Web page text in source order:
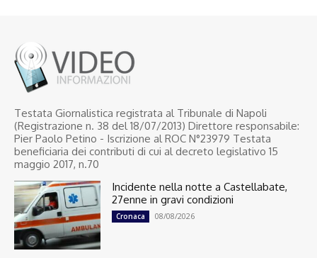
Testata Giornalistica registrata al Tribunale di Napoli
(Registrazione n. 38 del 18/07/2013) Direttore responsabile:
Pier Paolo Petino - Iscrizione al ROC N°23979 Testata
beneficiaria dei contributi di cui al decreto legislativo 15
maggio 2017, n.70
Incidente nella notte a Castellabate,
27enne in gravi condizioni
Cronaca 08/08/2026